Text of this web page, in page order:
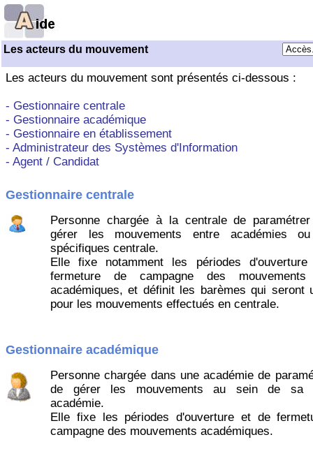
Les acteurs du mouvement
Les acteurs du mouvement sont présentés ci-dessous :
- Gestionnaire centrale
- Gestionnaire académique
- Gestionnaire en établissement
- Administrateur des Systèmes d'Information
- Agent / Candidat
Gestionnaire centrale
Personne chargée à la centrale de
gérer les mouvements entre académies
spécifiques centrale.
Elle fixe notamment les périodes
fermeture de campagne des
académiques, et définit les barèmes qui seront
pour les mouvements effectués en centrale.
Gestionnaire académique
Personne chargée dans une académie de
de gérer les mouvements au sein de sa
académie.
Elle fixe les périodes d'ouverture et de
campagne des mouvements académiques.